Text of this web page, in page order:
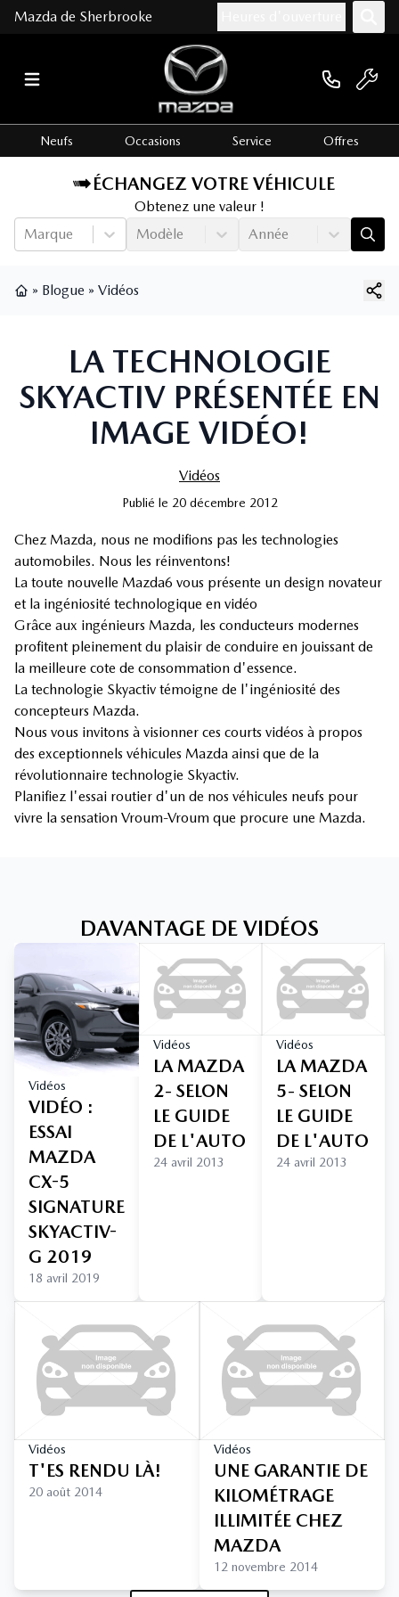
Mazda de Sherbrooke
Neufs Occasions Service Offres
ÉCHANGEZ VOTRE VÉHICULE
Obtenez une valeur !
Marque
Modèle Année
» Blogue » Vidéos
LA TECHNOLOGIE
SKYACTIV PRÉSENTÉE EN
IMAGE VIDÉO!
Vidéos
Publié le 20 décembre 2012
Chez Mazda, nous ne modifions pas les technologies
automobiles. Nous les réinventons!
La toute nouvelle Mazda6 vous présente un design novateur
et la ingéniosité technologique en vidéo
Grâce aux ingénieurs Mazda, les conducteurs modernes
profitent pleinement du plaisir de conduire en jouissant de
la meilleure cote de consommation d'essence.
La technologie Skyactiv témoigne de l'ingéniosité des
concepteurs Mazda.
Nous vous invitons à visionner ces courts vidéos à propos
des exceptionnels véhicules Mazda ainsi que de la
révolutionnaire technologie Skyactiv.
Planifiez l'essai routier d'un de nos véhicules neufs pour
vivre la sensation Vroum-Vroum que procure une Mazda.
DAVANTAGE DE VIDÉOS
Vidéos
VIDÉO :
ESSAI
MAZDA
CX-5
SIGNATURE
SKYACTIV-
G 2019
18 avril 2019
Vidéos
LA MAZDA
2- SELON
LE GUIDE
DE L'AUTO
24 avril 2013
Vidéos
LA MAZDA
5- SELON
LE GUIDE
DE L'AUTO
24 avril 2013
Vidéos
T'ES RENDU LÀ!
20 août 2014
Vidéos
UNE GARANTIE DE
KILOMÉTRAGE
ILLIMITÉE CHEZ
MAZDA
12 novembre 2014